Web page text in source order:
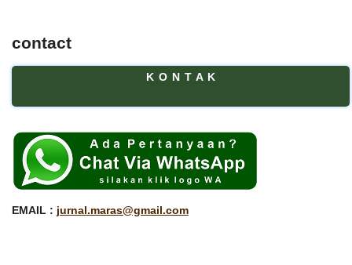
contact
K O N T A K
EMAIL : jurnal.maras@gmail.com